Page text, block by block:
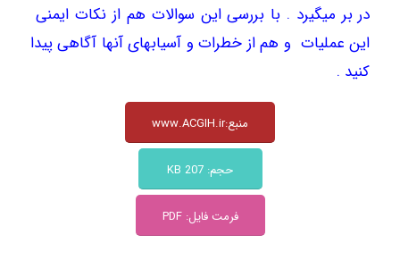
در بر میگیرد . با بررسی این سوالات هم از نکات ایمنی
این عملیات و هم از خطرات و آسیابهای آنها آگاهی پیدا
کنید .
منبع:www.ACGIH.ir
حجم: 207 KB
فرمت فایل: PDF